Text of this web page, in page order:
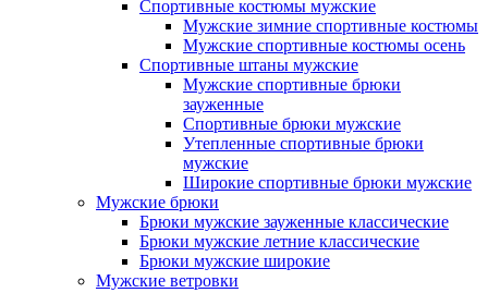
Спортивные костюмы мужские
Мужские зимние спортивные костюмы
Мужские спортивные костюмы осень
Спортивные штаны мужские
Мужские спортивные брюки
зауженные
Спортивные брюки мужские
Утепленные спортивные брюки
мужские
Широкие спортивные брюки мужские
Мужские брюки
Брюки мужские зауженные классические
Брюки мужские летние классические
Брюки мужские широкие
Мужские ветровки